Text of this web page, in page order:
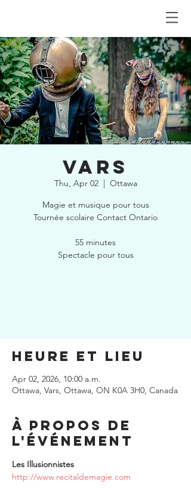
VARS
Thu, Apr 02
  |
Ottawa
Magie et musique pour tous
Tournée scolaire Contact Ontario
55 minutes
Spectacle pour tous
Heure et lieu
Apr 02, 2026, 10:00 a.m.
Ottawa, Vars, Ottawa, ON K0A 3H0, Canada
À propos de
l'événement
Les Illusionnistes
http://www.recitaldemagie.com